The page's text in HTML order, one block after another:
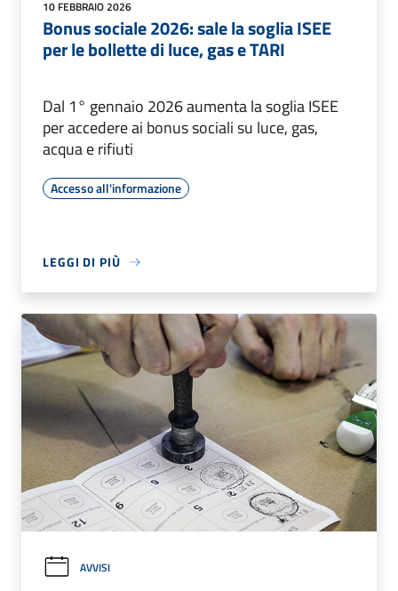
10 FEBBRAIO 2026
Bonus sociale 2026: sale la soglia ISEE
per le bollette di luce, gas e TARI
Dal 1° gennaio 2026 aumenta la soglia ISEE
per accedere ai bonus sociali su luce, gas,
acqua e rifiuti
Accesso all'informazione
LEGGI DI PIÙ
AVVISI